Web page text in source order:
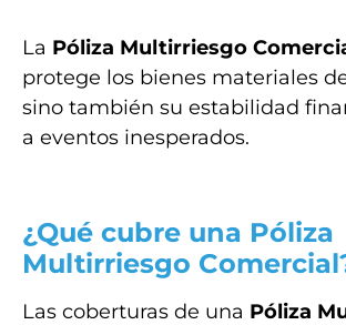
La Póliza Multirriesgo
protege los bienes materiales
sino también su estabilidad
a eventos inesperados.
¿Qué cubre una Póliza
Multirriesgo
Las coberturas de una Póliza